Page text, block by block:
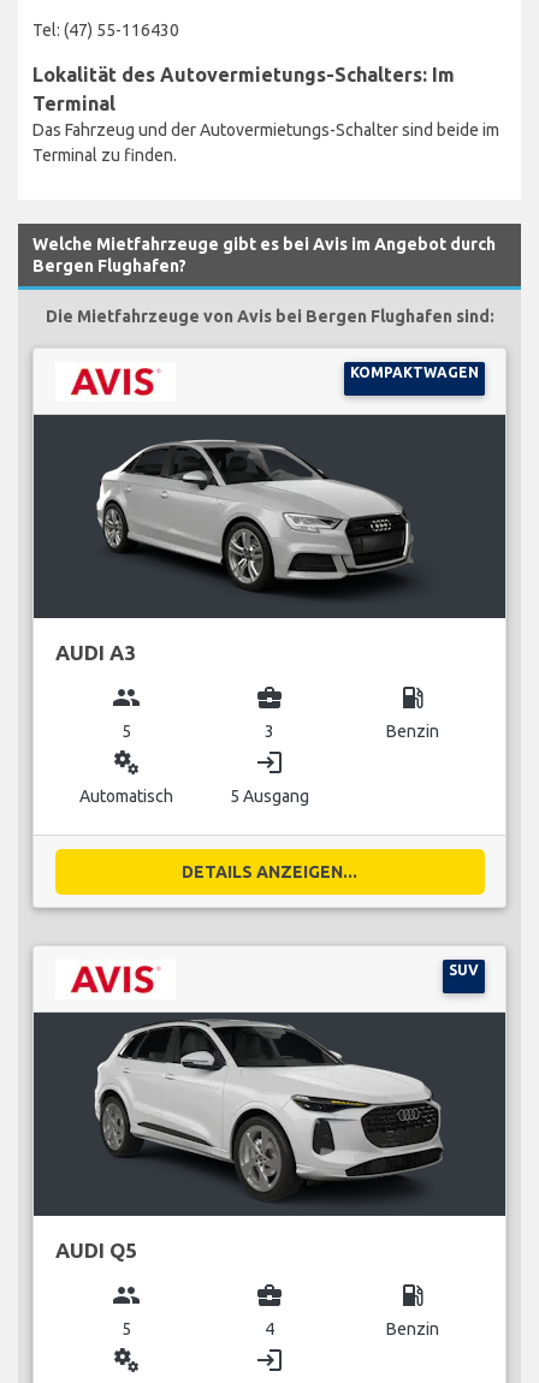
Tel: (47) 55-116430
Lokalität des Autovermietungs-Schalters: Im
Terminal
Das Fahrzeug und der Autovermietungs-Schalter sind beide im
Terminal zu finden.
Welche Mietfahrzeuge gibt es bei Avis im Angebot durch
Bergen Flughafen?
Die Mietfahrzeuge von Avis bei Bergen Flughafen sind:
KOMPAKTWAGEN
AUDI A3
group
5
business_center
3
local_gas_station
Benzin
miscellaneous_services
Automatisch
login
5 Ausgang
DETAILS ANZEIGEN...
SUV
AUDI Q5
group
5
business_center
4
local_gas_station
Benzin
miscellaneous_services login